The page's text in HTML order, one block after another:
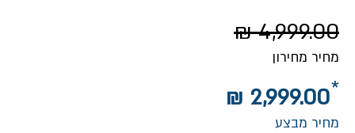
מחיר מבצע
2,999.00 ₪
מחיר מחירון
4,999.00 ₪